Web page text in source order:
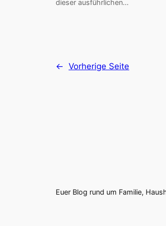
dieser ausführlichen…
← Vorherige Seite
Euer Blog rund um Familie,